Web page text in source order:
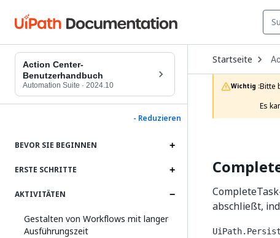
Action Center-
Benutzerhandbuch
Automation Suite · 2024.10
- Reduzieren
BEVOR SIE BEGINNEN
ERSTE SCHRITTE
AKTIVITÄTEN
Gestalten von Workflows mit langer
Ausführungszeit
Startseite
to
Wichtig :Bitte
Es
abschließt,